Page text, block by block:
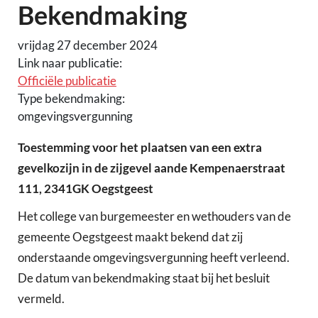
Bekendmaking
vrijdag 27 december 2024
Link naar publicatie:
Officiële publicatie
Type bekendmaking:
omgevingsvergunning
Toestemming voor het plaatsen van een extra
gevelkozijn in de zijgevel aande Kempenaerstraat
111, 2341GK Oegstgeest
Het college van burgemeester en wethouders van de
gemeente Oegstgeest maakt bekend dat zij
onderstaande omgevingsvergunning heeft verleend.
De datum van bekendmaking staat bij het besluit
vermeld.